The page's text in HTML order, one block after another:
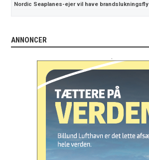
Nordic Seaplanes-ejer vil have brandslukningsfly
ANNONCER